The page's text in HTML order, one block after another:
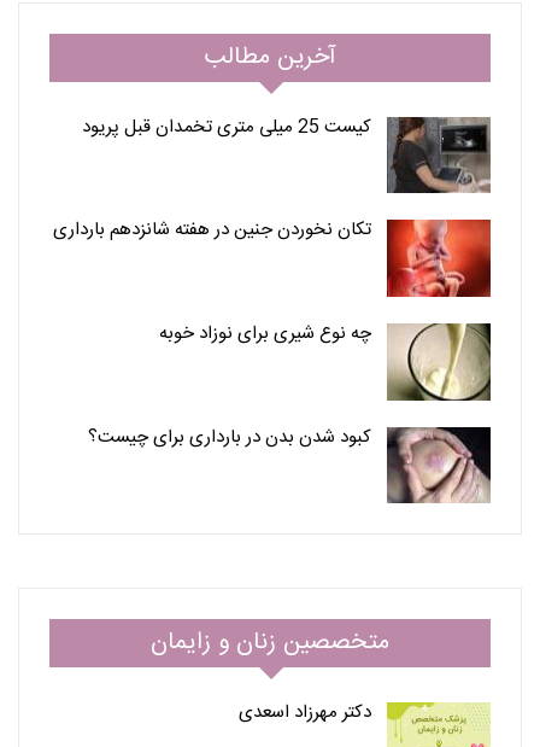
آخرین مطالب
کیست 25 میلی متری تخمدان قبل پریود
تکان نخوردن جنین در هفته شانزدهم بارداری
چه نوع شیری برای نوزاد خوبه
کبود شدن بدن در بارداری برای چیست؟
متخصصین زنان و زایمان
دکتر مهرزاد اسعدی